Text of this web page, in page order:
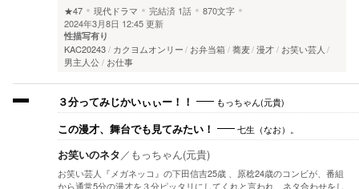
★47
現代ドラマ 完結済 1話
870文字
2024年3月8日 12:45 更新
性描写有り
KAC20243 カクヨムオンリー お弁当箱 蕎麦 漫才
お笑い芸人
男主人公
お仕事
３分ってみじかいぃぃー！！ もっちゃん(元貴)
この漫才、舞台でも見てみたい！ 七生（なお）。
お笑いのネタ／ もっちゃん(元貴)
お笑い芸人『メガネッコ』の下田信吉25歳 、原稔24歳のコンビが、番組
から通常5分の漫才を３分ピッタリにしてくれと言われ、ネタ合わせをし